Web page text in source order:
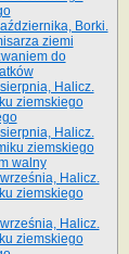
Borki.
ziemi
do
Halicz.
ziemskiego
Halicz.
ziemskiego
walny
Halicz.
ziemskiego
Halicz.
ziemskiego